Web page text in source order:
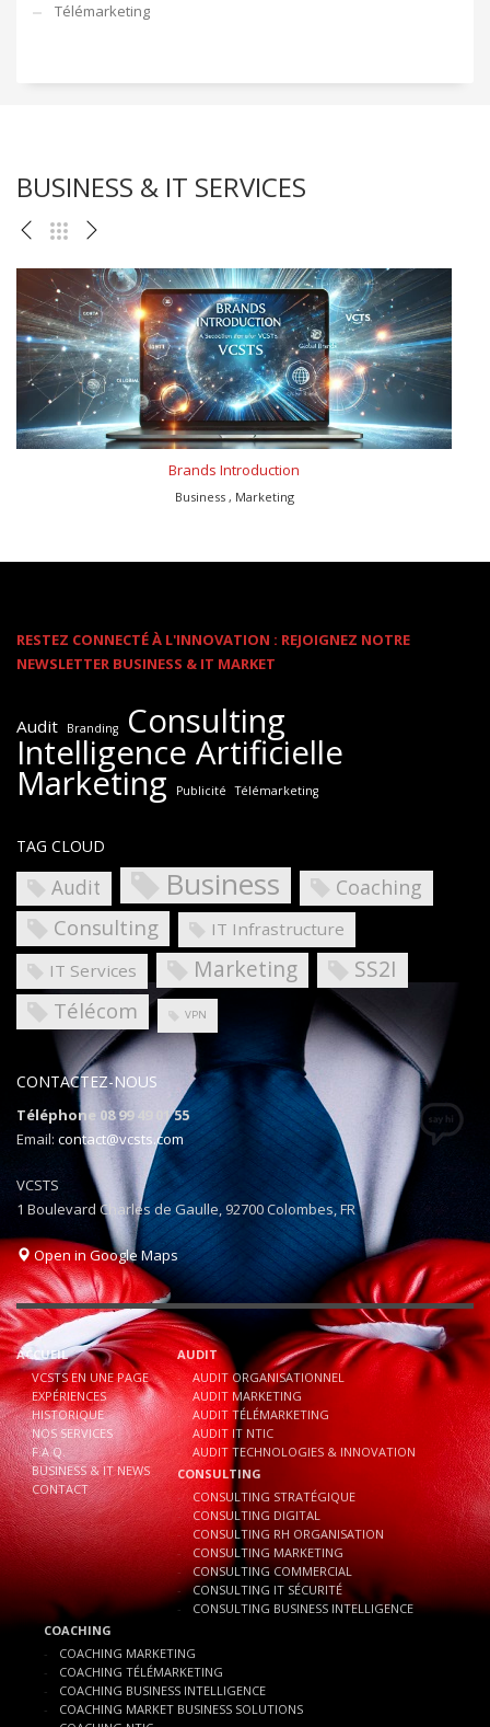
Télémarketing
BUSINESS & IT SERVICES
Brands Introduction
Business , Marketing
RESTEZ CONNECTÉ À L'INNOVATION : REJOIGNEZ NOTRE
NEWSLETTER BUSINESS & IT MARKET
Audit Branding Consulting
Intelligence Artificielle
Marketing Publicité Télémarketing
TAG CLOUD
Audit Business Coaching
Consulting
IT Infrastructure
IT Services
Marketing SS2I
Télécom VPN
CONTACTEZ-NOUS
Téléphone 08 99 49 01 55
Email: contact@vcsts.com
VCSTS
1 Boulevard Charles de Gaulle, 92700 Colombes, FR
Open in Google Maps
ACCUEIL
VCSTS EN UNE PAGE
EXPÉRIENCES
HISTORIQUE
NOS SERVICES
F.A.Q.
BUSINESS & IT NEWS
CONTACT
AUDIT
AUDIT ORGANISATIONNEL
AUDIT MARKETING
AUDIT TÉLÉMARKETING
AUDIT IT NTIC
AUDIT TECHNOLOGIES & INNOVATION
CONSULTING
CONSULTING STRATÉGIQUE
CONSULTING DIGITAL
CONSULTING RH ORGANISATION
CONSULTING MARKETING
CONSULTING COMMERCIAL
CONSULTING IT SÉCURITÉ
CONSULTING BUSINESS INTELLIGENCE
COACHING
COACHING MARKETING
COACHING TÉLÉMARKETING
COACHING BUSINESS INTELLIGENCE
COACHING MARKET BUSINESS SOLUTIONS